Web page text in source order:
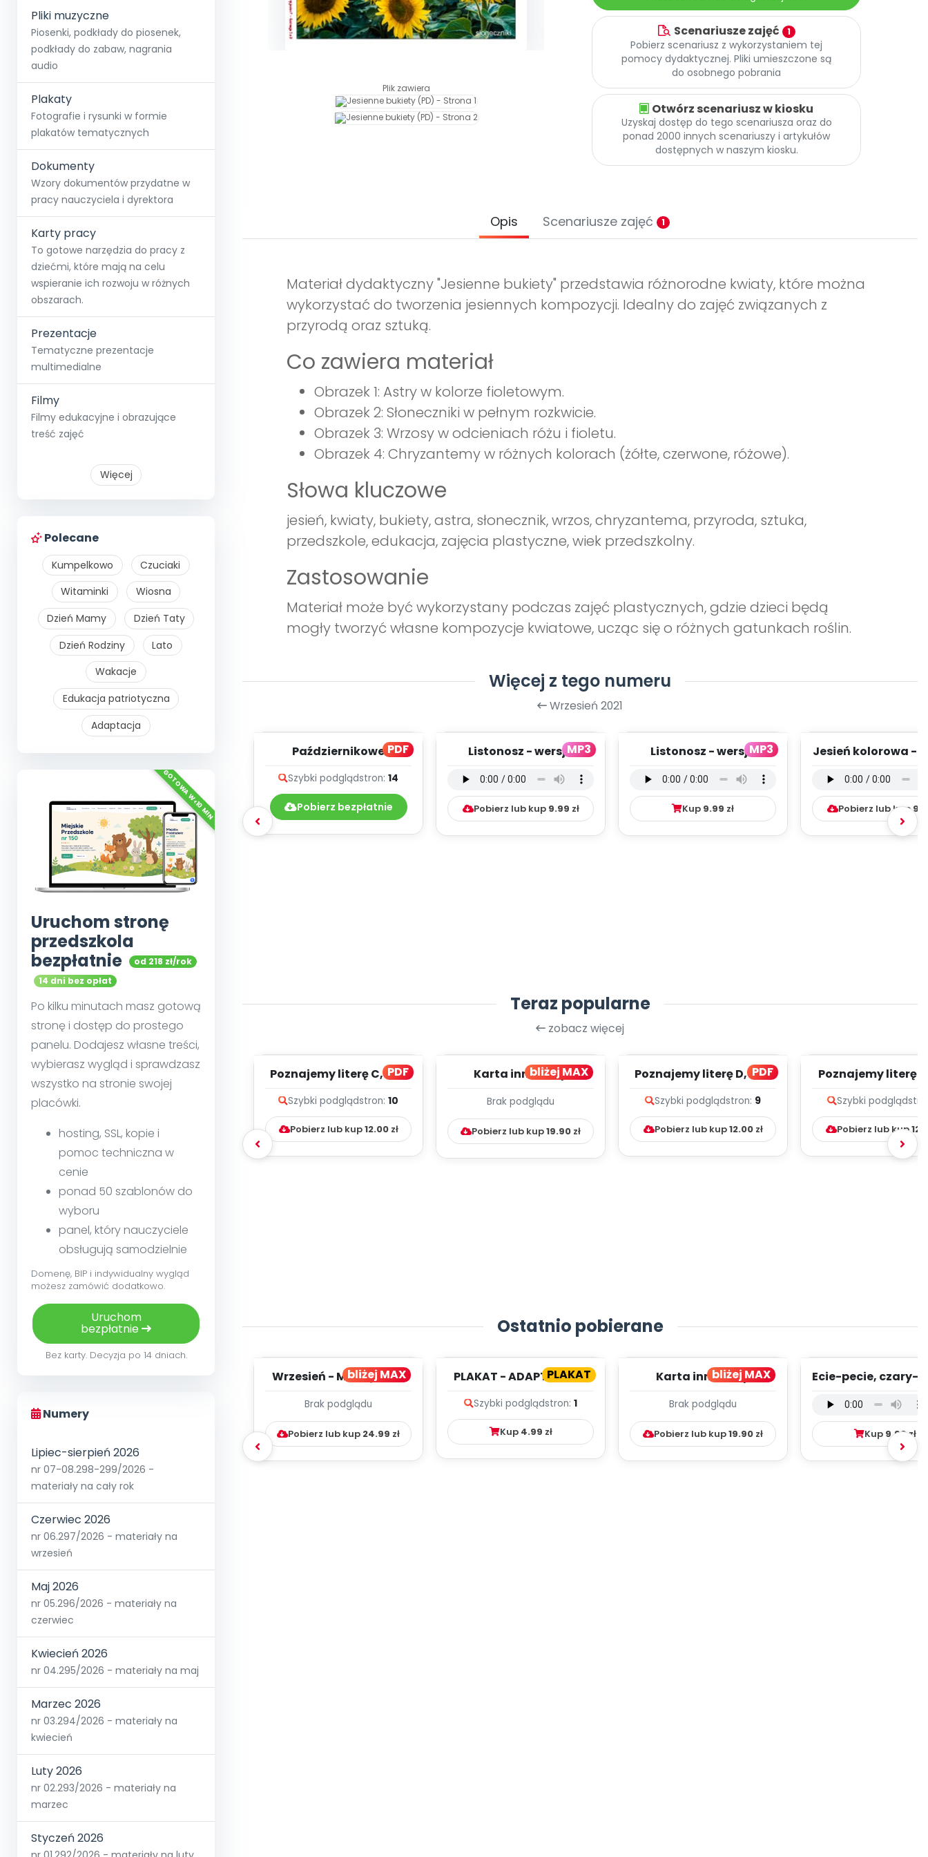
Pliki muzyczne
Piosenki, podkłady do piosenek,
podkłady do zabaw, nagrania
audio
Plakaty
Fotografie i rysunki w formie
plakatów tematycznych
Dokumenty
Wzory dokumentów przydatne w
pracy nauczyciela i dyrektora
Karty pracy
To gotowe narzędzia do pracy z
dziećmi, które mają na celu
wspieranie ich rozwoju w różnych
obszarach.
Prezentacje
Tematyczne prezentacje
multimedialne
Filmy
Filmy edukacyjne i obrazujące
treść zajęć
Więcej
Polecane
Kumpelkowo
Czuciaki
Witaminki
Wiosna
Dzień Mamy
Dzień Taty
Dzień Rodziny
Lato
Wakacje
Edukacja patriotyczna
Adaptacja
Uruchom stronę
przedszkola
bezpłatnie
od 218 zł/rok
14 dni bez opłat
Po kilku minutach masz gotową
stronę i dostęp do prostego
panelu. Dodajesz własne treści,
wybierasz wygląd i sprawdzasz
wszystko na stronie swojej
placówki.
hosting, SSL, kopie i
pomoc techniczna w
cenie
ponad 50 szablonów do
wyboru
panel, który nauczyciele
obsługują samodzielnie
Domenę, BIP i indywidualny wygląd
możesz zamówić dodatkowo.
Uruchom
bezpłatnie
Bez karty. Decyzja po 14 dniach.
Numery
Lipiec-sierpień 2026
nr 07-08.298-299/2026 -
materiały na cały rok
Czerwiec 2026
nr 06.297/2026 - materiały na
wrzesień
Maj 2026
nr 05.296/2026 - materiały na
czerwiec
Kwiecień 2026
nr 04.295/2026 - materiały na maj
Marzec 2026
nr 03.294/2026 - materiały na
kwiecień
Luty 2026
nr 02.293/2026 - materiały na
marzec
Styczeń 2026
Plik zawiera
Scenariusze zajęć 1
Pobierz scenariusz z wykorzystaniem tej
pomocy dydaktycznej. Pliki umieszczone są
do osobnego pobrania
Otwórz scenariusz w kiosku
Uzyskaj dostęp do tego scenariusza oraz do
ponad 2000 innych scenariuszy i artykułów
dostępnych w naszym kiosku.
Opis Scenariusze zajęć 1
Materiał dydaktyczny "Jesienne bukiety" przedstawia różnorodne kwiaty, które można
wykorzystać do tworzenia jesiennych kompozycji. Idealny do zajęć związanych z
przyrodą oraz sztuką.
Co zawiera materiał
Obrazek 1: Astry w kolorze fioletowym.
Obrazek 2: Słoneczniki w pełnym rozkwicie.
Obrazek 3: Wrzosy w odcieniach różu i fioletu.
Obrazek 4: Chryzantemy w różnych kolorach (żółte, czerwone, różowe).
Słowa kluczowe
jesień, kwiaty, bukiety, astra, słonecznik, wrzos, chryzantema, przyroda, sztuka,
przedszkole, edukacja, zajęcia plastyczne, wiek przedszkolny.
Zastosowanie
Materiał może być wykorzystany podczas zajęć plastycznych, gdzie dzieci będą
mogły tworzyć własne kompozycje kwiatowe, ucząc się o różnych gatunkach roślin.
Więcej z tego numeru
Wrzesień 2021
PDF
Październikowe
piosenek
Szybki podglądstron: 14
Pobierz bezpłatnie
MP3
Listonosz - wersja
mp3)
Pobierz lub kup 9.99 zł
MP3
Listonosz - wersja
Kup 9.99 zł
Jesień kolorowa -
mp3)
Pobierz lub kup
Teraz popularne
zobacz więcej
PDF
Poznajemy literę C, cz. 1
Szybki podglądstron: 10
Pobierz lub kup12.00zł
bliżej MAX
Karta innowacji
Kumpelkowo
Brak podglądu
Pobierz lub kup19.90 zł
PDF
Poznajemy literę D, cz. 1
Szybki podglądstron: 9
Pobierz lub kup12.00zł
Poznajemy literę E,
Szybki podgląd
Pobierz lub kup
Ostatnio pobierane
bliżej MAX
Wrzesień - MIESIĘCZNY
WYCHOWAWCZO –
DYDAKTYC...
Brak podglądu
Pobierz lub kup 24.99 zł
PLAKAT
PLAKAT - ADAPTACJA -
Szybki podglądstron: 1
Kup 4.99 zł
bliżej MAX
Karta innowacji
Kumpelkowo
Brak podglądu
Pobierz lub kup19.90 zł
Ecie-pecie, czary-
mp3)
Kup 9.99zł